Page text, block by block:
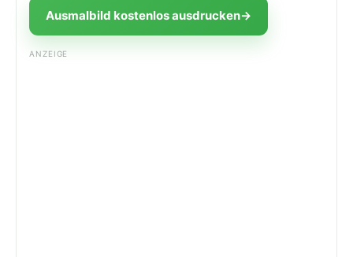
Ausmalbild kostenlos ausdrucken→
ANZEIGE